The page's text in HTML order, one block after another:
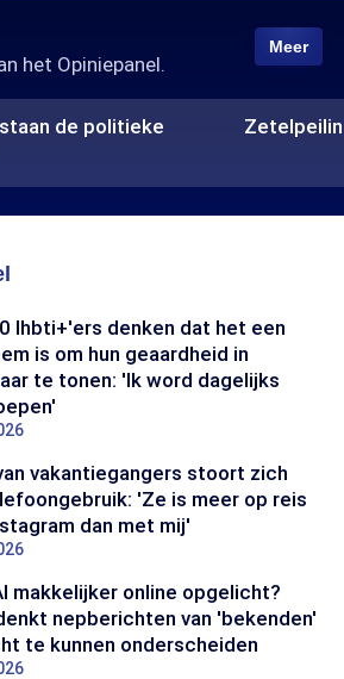
het Opiniepanel.
Meer
de politieke
Zetelpeiling:
lhbti+'ers denken dat het een
is om hun geaardheid in
te tonen: 'Ik word dagelijks
vakantiegangers stoort zich
'Ze is meer op reis
dan met mij'
makkelijker online opgelicht?
nepberichten van 'bekenden'
te kunnen onderscheiden